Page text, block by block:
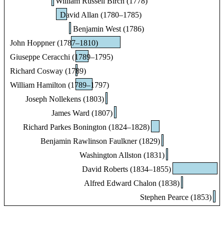
David Allan (1780–1785)
Benjamin West (1786)
John Hoppner (1787–1810)
Giuseppe Ceracchi (1789–1795)
Richard Cosway (1789)
William Hamilton (1789–1797)
Joseph Nollekens (1803)
James Ward (1807)
Richard Parkes Bonington (1824–1828)
Benjamin Rawlinson Faulkner (1829)
Washington Allston (1831)
David Roberts (1834–1855)
Alfred Edward Chalon (1838)
Stephen Pearce (1853)